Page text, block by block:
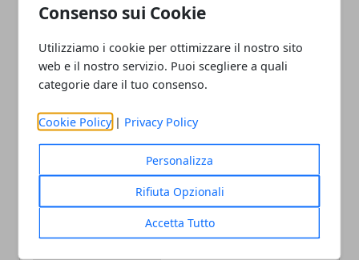
Consenso sui Cookie
Utilizziamo i cookie per ottimizzare il nostro sito
web e il nostro servizio. Puoi scegliere a quali
categorie dare il tuo consenso.
Cookie Policy | Privacy Policy
Personalizza
Rifiuta Opzionali
Accetta Tutto
Facebook
Twitter Whatsapp
Articolo Precedente
Come scegliere la polizza
Articolo Successivo
Come migliorare il profilo